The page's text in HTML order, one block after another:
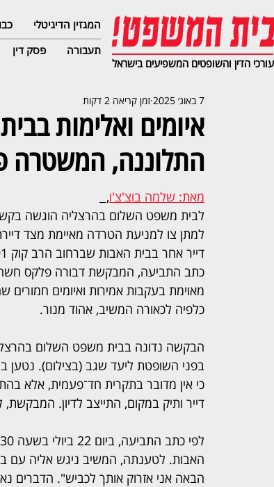
המגזין הדיגיטלי
תעבורה
פסק דין
עורכי הדין והשופטים המשפיעים בישראל
איומים ואלימות
התלוננה, המשטרה
7 באוג׳ 2025 זמן קריאה 2 דקות
מאת: שלמה בוצ'צ'ו,
לבית משפט השלום בהרצליה הוגשה
למתן צו למניעת הטרדה מאיימת מצד
כתב התביעה, המבקשת דבורה פלקס
מאוימת בעקבות אמירות ואיומים חמורים
כלפיה לכאורה המשיב, אהוד מנור.
הבקשה נדונה בבית משפט השלום
בפני השופטת ליעד שגב (בצילום). נטען
כי אין מדובר בתקרית חד־פעמית, אלא
דייר ותיק במקום, התייצב לדיון.
האבות. לטענתה, המשיב ניגש אליה עם
הבאה אני אזרוק אותך לכביש". הדברים